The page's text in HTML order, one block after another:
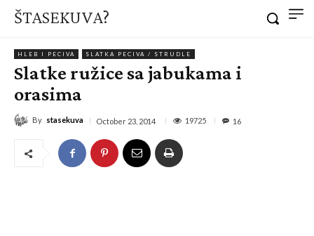
ŠTASEKUVA?
HLEB I PECIVA SLATKA PECIVA / STRUDLE
Slatke ružice sa jabukama i
orasima
By stasekuva October 23, 2014 19725 16